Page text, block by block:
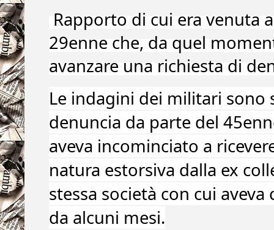
Rapporto di cui era venuta
29enne che, da quel
avanzare una richiesta di
Le indagini dei militari sono
denuncia da parte del
aveva incominciato a
natura estorsiva dalla ex
stessa società con cui
da alcuni mesi.